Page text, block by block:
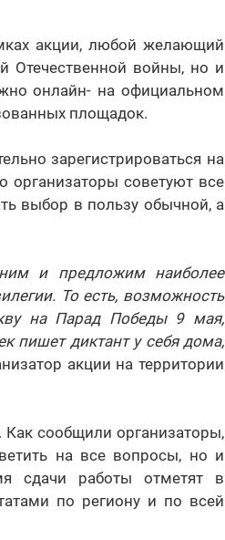
акции, любой желающий
Отечественной войны, но и
онлайн- на официальном
площадок.
зарегистрироваться на
организаторы советуют все
выбор в пользу обычной, а
и предложим наиболее
То есть, возможность
на Парад Победы 9 мая,
пишет диктант у себя дома,
акции на территории
Как сообщили организаторы,
на все вопросы, но и
сдачи работы отметят в
по региону и по всей